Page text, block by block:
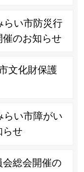
らい市防災行
のお知らせ
文化財保護
らい市障がい
らせ
総会開催の